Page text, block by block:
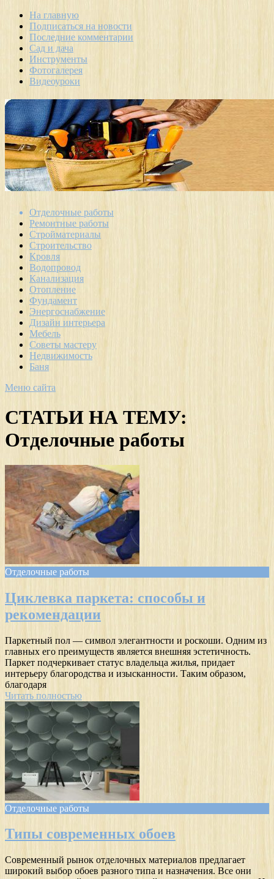
На главную
Подписаться на новости
Последние комментарии
Сад и дача
Инструменты
Фотогалерея
Видеоуроки
Отделочные работы
Ремонтные работы
Стройматериалы
Строительство
Кровля
Водопровод
Канализация
Отопление
Фундамент
Энергоснабжение
Дизайн интерьера
Мебель
Советы мастеру
Недвижимость
Баня
Меню сайта
СТАТЬИ НА ТЕМУ:
Отделочные работы
Отделочные работы
Циклевка паркета: способы и
рекомендации
Паркетный пол — символ элегантности и роскоши. Одним из
главных его преимуществ является внешняя эстетичность.
Паркет подчеркивает статус владельца жилья, придает
интерьеру благородства и изысканности. Таким образом,
благодаря
Читать полностью
Отделочные работы
Типы современных обоев
Современный рынок отделочных материалов предлагает
широкий выбор обоев разного типа и назначения. Все они